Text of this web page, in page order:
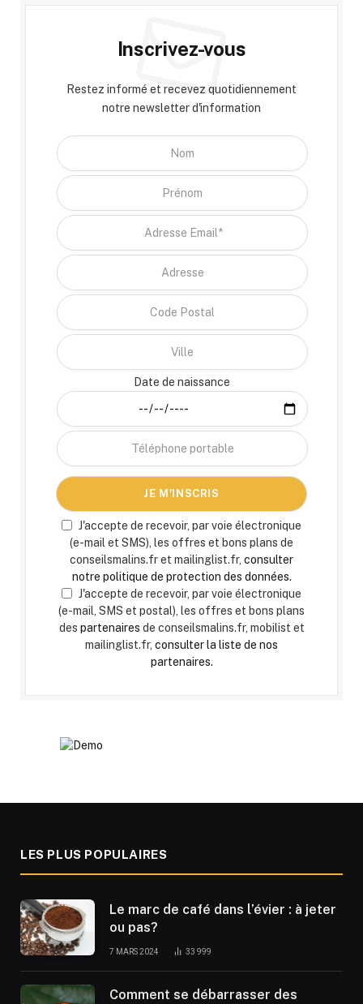
Inscrivez-vous
Restez informé et recevez quotidiennement
notre newsletter d'information
Date de naissance
J'accepte de recevoir, par voie électronique
(e-mail et SMS), les offres et bons plans de
conseilsmalins.fr et mailinglist.fr, consulter
notre politique de protection des données.
J'accepte de recevoir, par voie électronique
(e-mail, SMS et postal), les offres et bons plans
des partenaires de conseilsmalins.fr, mobilist et
mailinglist.fr, consulter la liste de nos
partenaires.
LES PLUS POPULAIRES
Le marc de café dans l’évier : à jeter
ou pas?
7 MARS 2024 33 999
Comment se débarrasser des